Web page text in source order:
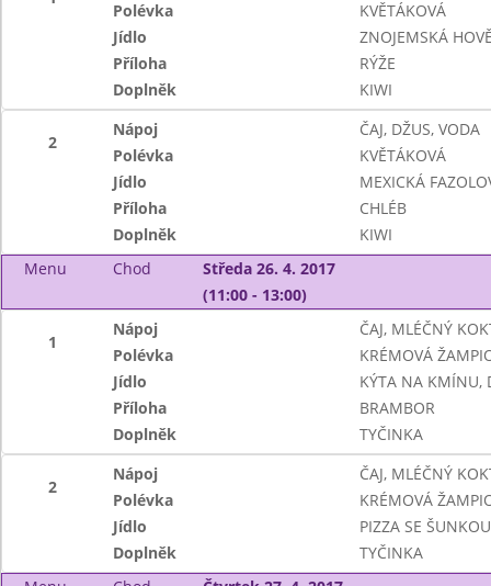
Polévka
KVĚTÁKOVÁ
Jídlo
ZNOJEMSKÁ
Příloha
RÝŽE
Doplněk
KIWI
2
Nápoj
ČAJ, DŽUS, VODA
Polévka
KVĚTÁKOVÁ
Jídlo
MEXICKÁ
Příloha
CHLÉB
Doplněk
KIWI
Menu
Chod
Středa 26. 4. 2017
(11:00 - 13:00)
1
Nápoj
ČAJ, MLÉČNÝ
Polévka
KRÉMOVÁ
Jídlo
KÝTA NA KMÍNU,
Příloha
BRAMBOR
Doplněk
TYČINKA
2
Nápoj
ČAJ, MLÉČNÝ
Polévka
KRÉMOVÁ
Jídlo
PIZZA SE
Doplněk
TYČINKA